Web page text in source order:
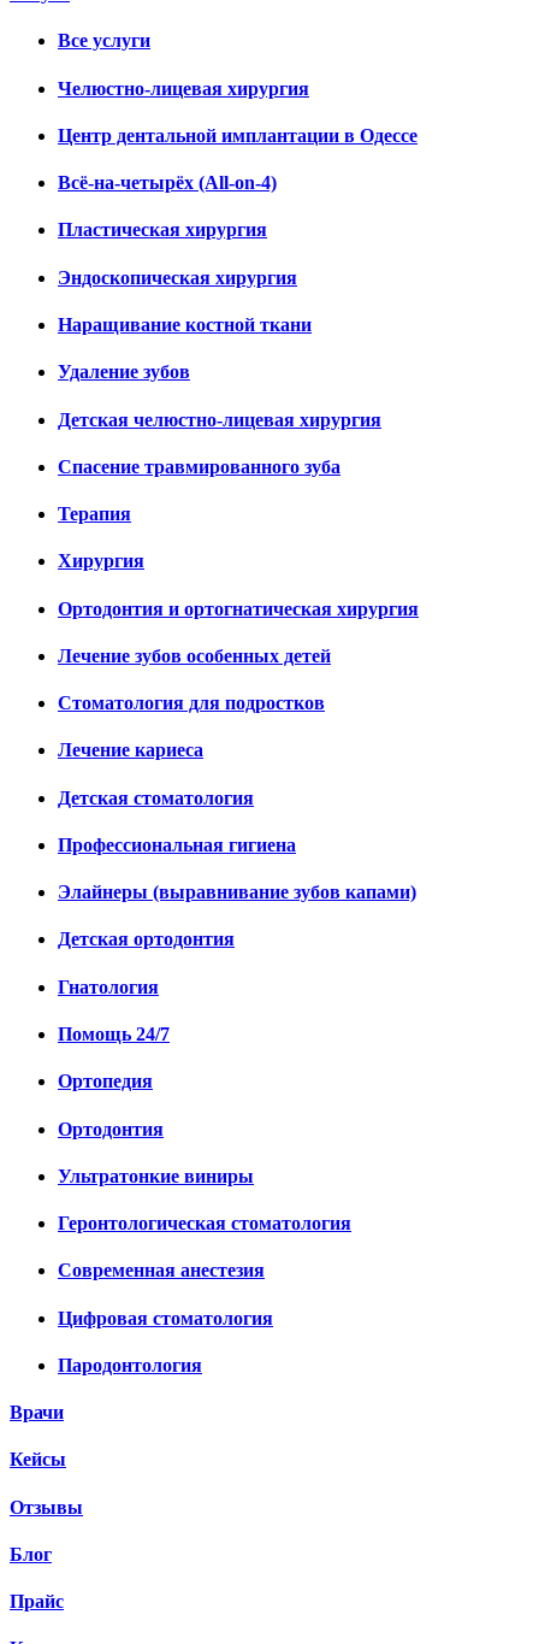
Все услуги
Челюстно-лицевая хирургия
Центр дентальной имплантации в Одессе
Всё-на-четырёх (All-on-4)
Пластическая хирургия
Эндоскопическая хирургия
Наращивание костной ткани
Удаление зубов
Детская челюстно-лицевая хирургия
Спасение травмированного зуба
Терапия
Хирургия
Ортодонтия и ортогнатическая хирургия
Лечение зубов особенных детей
Стоматология для подростков
Лечение кариеса
Детская стоматология
Профессиональная гигиена
Элайнеры (выравнивание зубов капами)
Детская ортодонтия
Гнатология
Помощь 24/7
Ортопедия
Ортодонтия
Ультратонкие виниры
Геронтологическая стоматология
Современная анестезия
Цифровая стоматология
Пародонтология
Врачи
Кейсы
Отзывы
Блог
Прайс